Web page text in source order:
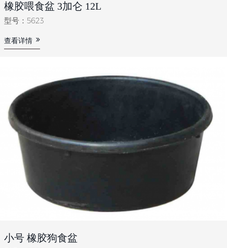
橡胶喂食盆 3加仑 12L
型号：5623
查看详情
小号 橡胶狗食盆